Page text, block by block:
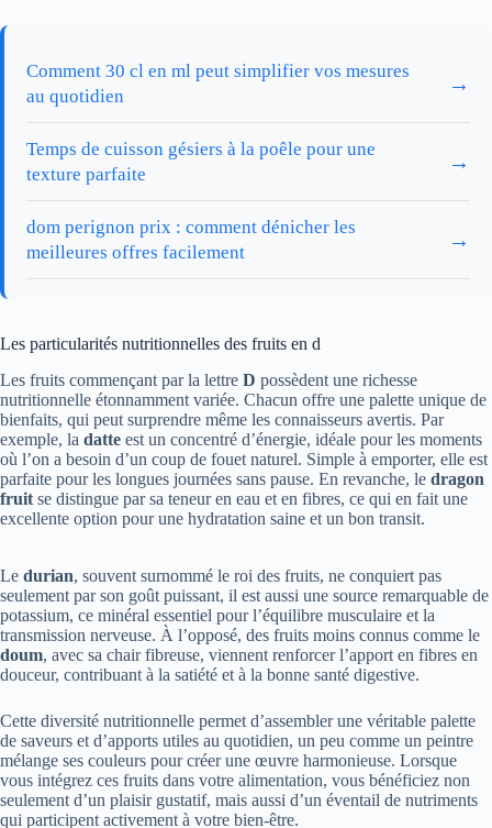
Comment 30 cl en ml peut simplifier vos mesures
au quotidien
→
Temps de cuisson gésiers à la poêle pour une
texture parfaite
→
dom perignon prix : comment dénicher les
meilleures offres facilement
→
Les particularités nutritionnelles des fruits en d
Les fruits commençant par la lettre D possèdent une richesse
nutritionnelle étonnamment variée. Chacun offre une palette unique de
bienfaits, qui peut surprendre même les connaisseurs avertis. Par
exemple, la datte est un concentré d’énergie, idéale pour les moments
où l’on a besoin d’un coup de fouet naturel. Simple à emporter, elle est
parfaite pour les longues journées sans pause. En revanche, le dragon
fruit se distingue par sa teneur en eau et en fibres, ce qui en fait une
excellente option pour une hydratation saine et un bon transit.
Le durian, souvent surnommé le roi des fruits, ne conquiert pas
seulement par son goût puissant, il est aussi une source remarquable de
potassium, ce minéral essentiel pour l’équilibre musculaire et la
transmission nerveuse. À l’opposé, des fruits moins connus comme le
doum, avec sa chair fibreuse, viennent renforcer l’apport en fibres en
douceur, contribuant à la satiété et à la bonne santé digestive.
Cette diversité nutritionnelle permet d’assembler une véritable palette
de saveurs et d’apports utiles au quotidien, un peu comme un peintre
mélange ses couleurs pour créer une œuvre harmonieuse. Lorsque
vous intégrez ces fruits dans votre alimentation, vous bénéficiez non
seulement d’un plaisir gustatif, mais aussi d’un éventail de nutriments
qui participent activement à votre bien-être.